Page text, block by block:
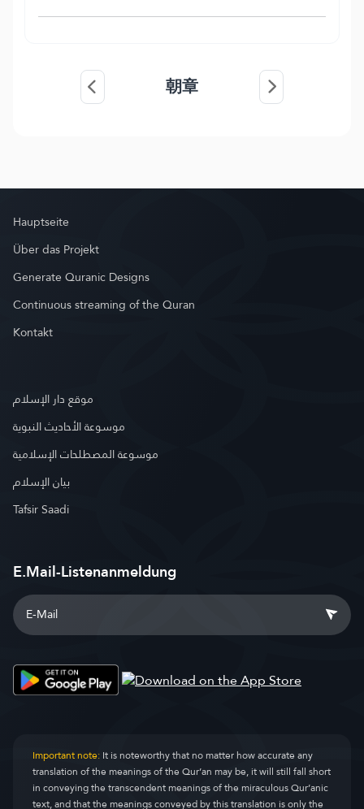
朝章
Hauptseite
Über das Projekt
Generate Quranic Designs
Continuous streaming of the Quran
Kontakt
موقع دار الإسلام
موسوعة الأحاديث النبوية
موسوعة المصطلحات الإسلامية
بيان الإسلام
Tafsir Saadi
E.Mail-Listenanmeldung
Important note:It is noteworthy that no matter how accurate any
translation of the meanings of the Qur’an may be, it will still fall short
in conveying the transcendent meanings of the miraculous Qur’anic
text, and that the meanings conveyed by this translation is only the